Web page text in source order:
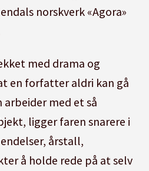
norskverk «Agora»
med drama og
en forfatter aldri kan gå
med et så
ligger faren snarere i
årstall,
å holde rede på at selv